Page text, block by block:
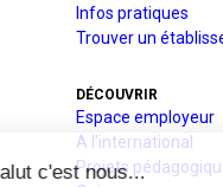
Infos pratiques
Trouver un
DÉCOUVRIR
Espace employeur
A l’international
Projets